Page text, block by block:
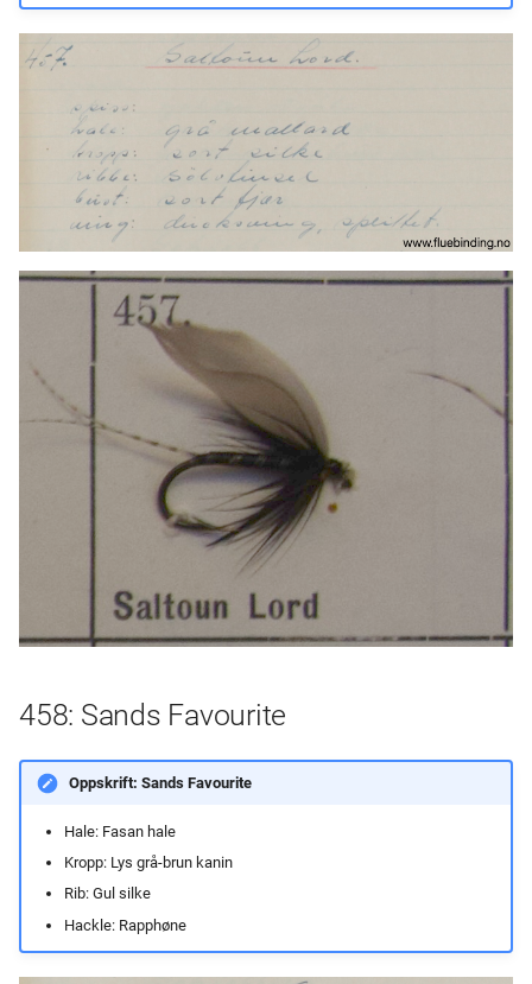
458: Sands Favourite
Oppskrift: Sands Favourite
Hale: Fasan hale
Kropp: Lys grå-brun kanin
Rib: Gul silke
Hackle: Rapphøne